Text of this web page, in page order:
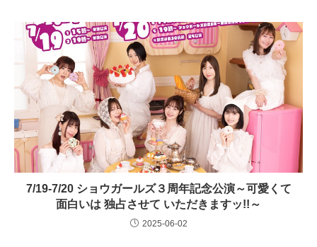
7/19-7/20 ショウガールズ３周年記念公演～可愛くて
面白いは 独占させて いただきますッ!!～
2025-06-02